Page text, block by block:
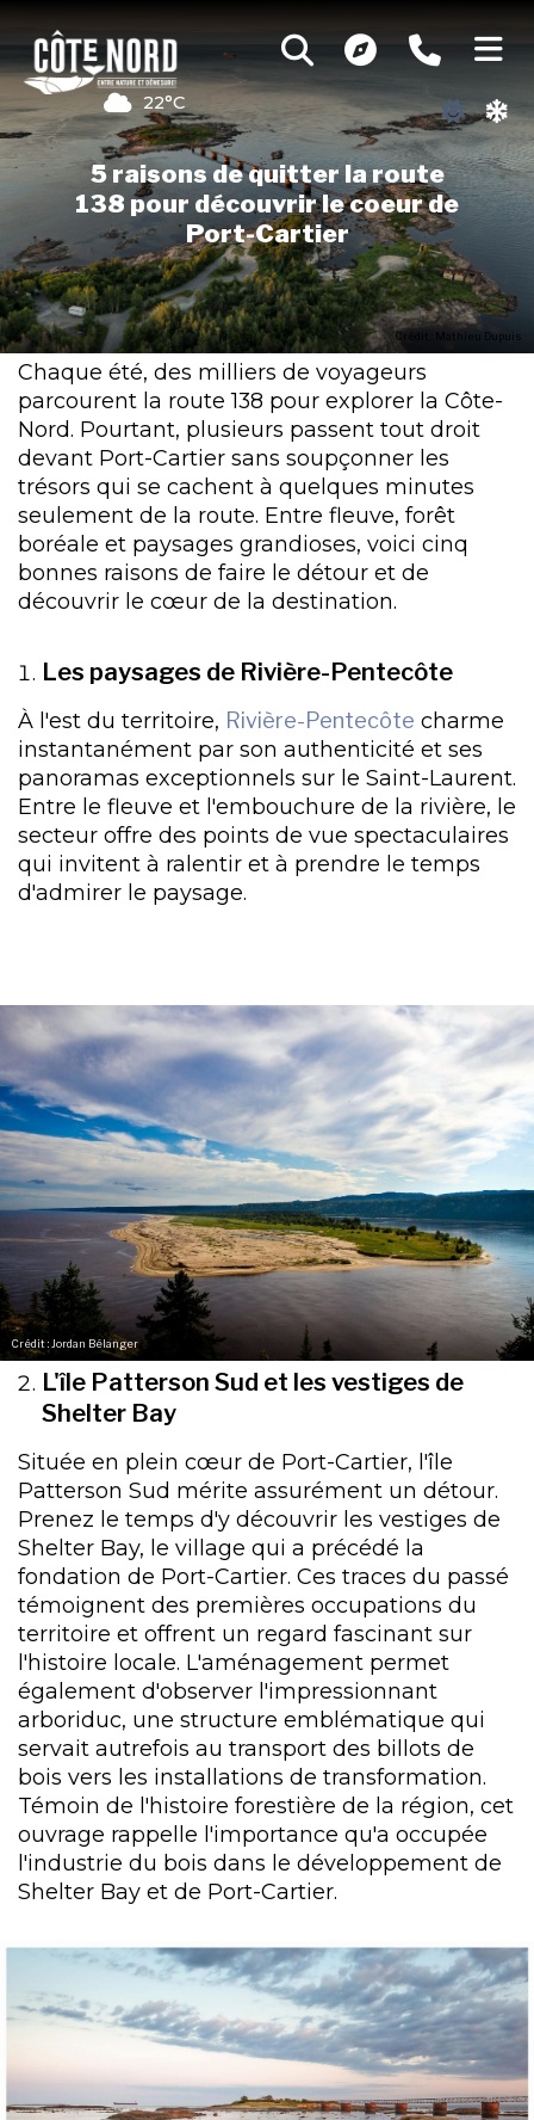
22°C
5 raisons de quitter la route
138 pour découvrir le coeur de
Port-Cartier
Crédit : Mathieu Dupuis
Chaque été, des milliers de voyageurs
parcourent la route 138 pour explorer la Côte-
Nord. Pourtant, plusieurs passent tout droit
devant Port-Cartier sans soupçonner les
trésors qui se cachent à quelques minutes
seulement de la route. Entre fleuve, forêt
boréale et paysages grandioses, voici cinq
bonnes raisons de faire le détour et de
découvrir le cœur de la destination.
Les paysages de Rivière-Pentecôte
À l'est du territoire, Rivière-Pentecôte charme
instantanément par son authenticité et ses
panoramas exceptionnels sur le Saint-Laurent.
Entre le fleuve et l'embouchure de la rivière, le
secteur offre des points de vue spectaculaires
qui invitent à ralentir et à prendre le temps
d'admirer le paysage.
Crédit : Jordan Bélanger
L'île Patterson Sud et les vestiges de
Shelter Bay
Située en plein cœur de Port-Cartier, l'île
Patterson Sud mérite assurément un détour.
Prenez le temps d'y découvrir les vestiges de
Shelter Bay, le village qui a précédé la
fondation de Port-Cartier. Ces traces du passé
témoignent des premières occupations du
territoire et offrent un regard fascinant sur
l'histoire locale. L'aménagement permet
également d'observer l'impressionnant
arboriduc, une structure emblématique qui
servait autrefois au transport des billots de
bois vers les installations de transformation.
Témoin de l'histoire forestière de la région, cet
ouvrage rappelle l'importance qu'a occupée
l'industrie du bois dans le développement de
Shelter Bay et de Port-Cartier.